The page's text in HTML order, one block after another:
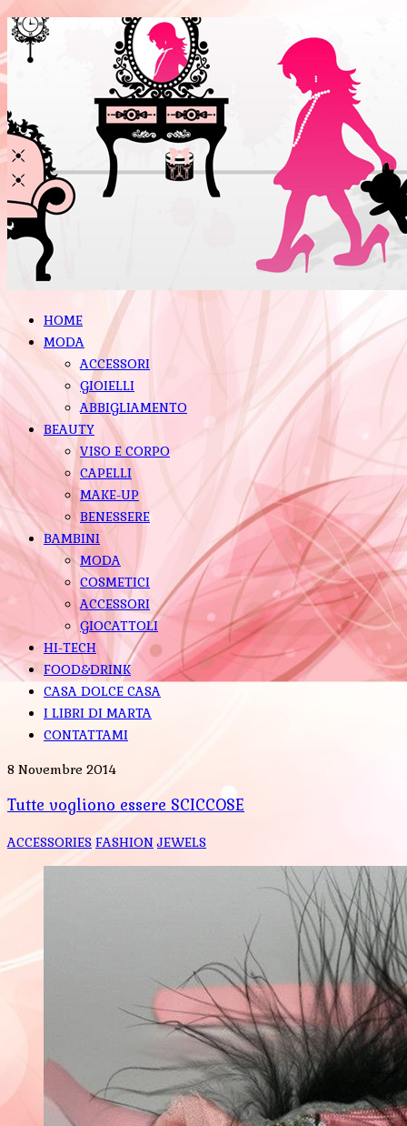
HOME
MODA
ACCESSORI
GIOIELLI
ABBIGLIAMENTO
BEAUTY
VISO E CORPO
CAPELLI
MAKE-UP
BENESSERE
BAMBINI
MODA
COSMETICI
ACCESSORI
GIOCATTOLI
HI-TECH
FOOD&DRINK
CASA DOLCE CASA
I LIBRI DI MARTA
CONTATTAMI
8 Novembre 2014
Tutte vogliono essere SCICCOSE
ACCESSORIES FASHION JEWELS